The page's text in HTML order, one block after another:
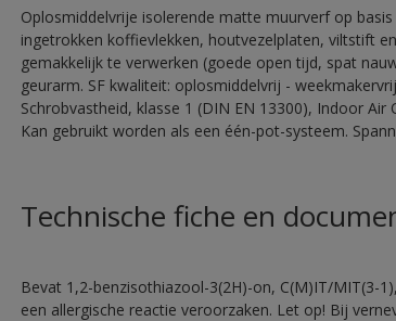
Oplosmiddelvrije isolerende matte muurverf op
ingetrokken koffievlekken, houtvezelplaten, viltstift
gemakkelijk te verwerken (goede open tijd, spat
geurarm. SF kwaliteit: oplosmiddelvrij -
Schrobvastheid, klasse 1 (DIN EN 13300), Indoor
Kan gebruikt worden als een één-pot-systeem.
Technische fiche en
Bevat 1,2-benzisothiazool-3(2H)-on, C(M)IT/MIT(3-
een allergische reactie veroorzaken. Let op! Bij